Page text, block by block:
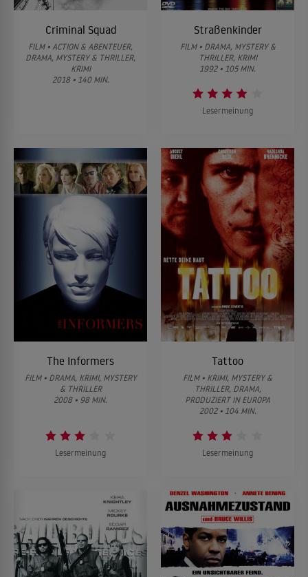
Criminal Squad
FILM • ACTION & ABENTEUER,
DRAMA, MYSTERY & THRILLER,
KRIMI
2018 • 140 MIN.
Straßenkinder
FILM • DRAMA, MYSTERY &
THRILLER, KRIMI
1992 • 105 MIN.
Lesermeinung
The Informers
FILM • DRAMA, KRIMI, MYSTERY
& THRILLER
2008 • 98 MIN.
Lesermeinung
Tattoo
FILM • KRIMI, MYSTERY &
THRILLER, DRAMA,
PRODUZIERT IN EUROPA
2002 • 104 MIN.
Lesermeinung